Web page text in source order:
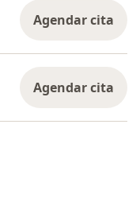
Agendar cita
Agendar cita